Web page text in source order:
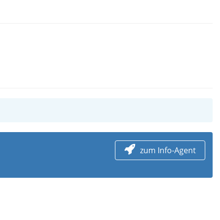
zum Info-Agent